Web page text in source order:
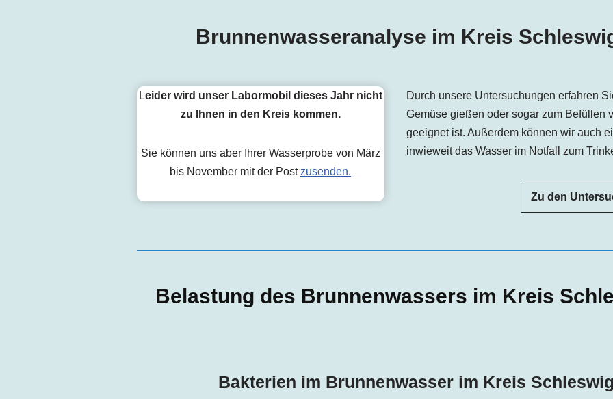
Brunnenwasseranalyse im Kreis
Leider wird unser Labormobil dieses Jahr nicht
zu Ihnen in den Kreis kommen.
Sie können uns aber Ihrer Wasserprobe von März
bis November mit der Post zusenden.
Durch unsere Untersuchungen erfahren
Gemüse gießen oder sogar zum Befüllen
geeignet ist. Außerdem können wir auch
inwieweit das Wasser im Notfall zum
Zu den
Belastung des Brunnenwassers im Kreis
Bakterien im Brunnenwasser im Kreis